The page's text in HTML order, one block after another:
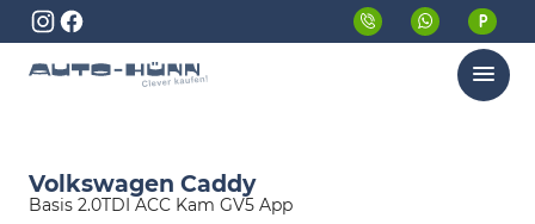
Menü
Volkswagen Caddy
Basis 2.0TDI ACC Kam GV5 App